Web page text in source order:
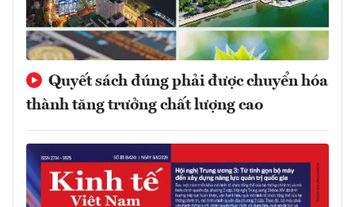
Quyết sách đúng phải được chuyển hóa
thành tăng trưởng chất lượng cao